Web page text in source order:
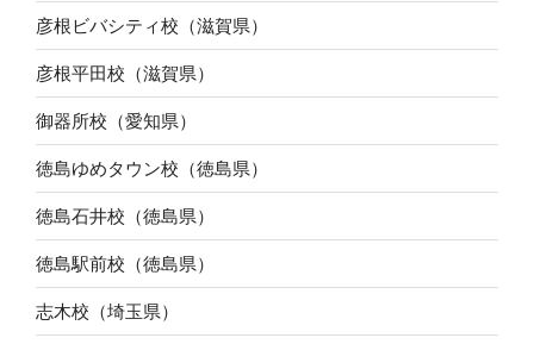
彦根ビバシティ校（滋賀県）
彦根平田校（滋賀県）
御器所校（愛知県）
徳島ゆめタウン校（徳島県）
徳島石井校（徳島県）
徳島駅前校（徳島県）
志木校（埼玉県）